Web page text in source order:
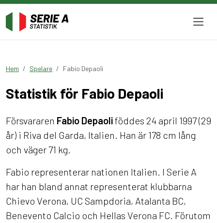
Hem Spelare Fabio Depaoli
Statistik för Fabio Depaoli
Försvararen Fabio Depaoliföddes 24 april 1997 (29
år) i Riva del Garda, Italien. Han är 178 cm lång
och väger 71 kg.
Fabio representerar nationen Italien. I Serie A
har han bland annat representerat klubbarna
Chievo Verona, UC Sampdoria, Atalanta BC,
Benevento Calcio och Hellas Verona FC. Förutom